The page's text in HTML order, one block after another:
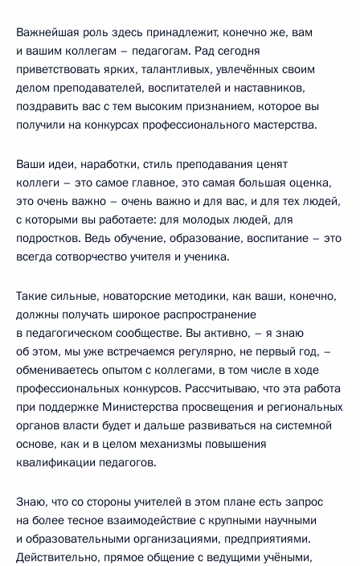
Важнейшая роль здесь принадлежит, конечно же, вам
и вашим коллегам – педагогам. Рад сегодня
приветствовать ярких, талантливых, увлечённых своим
делом преподавателей, воспитателей и наставников,
поздравить вас с тем высоким признанием, которое вы
получили на конкурсах профессионального мастерства.
Ваши идеи, наработки, стиль преподавания ценят
коллеги – это самое главное, это самая большая оценка,
это очень важно – очень важно и для вас, и для тех людей,
с которыми вы работаете: для молодых людей, для
подростков. Ведь обучение, образование, воспитание – это
всегда сотворчество учителя и ученика.
Такие сильные, новаторские методики, как ваши, конечно,
должны получать широкое распространение
в педагогическом сообществе. Вы активно, – я знаю
об этом, мы уже встречаемся регулярно, не первый год, –
обмениваетесь опытом с коллегами, в том числе в ходе
профессиональных конкурсов. Рассчитываю, что эта работа
при поддержке Министерства просвещения и региональных
органов власти будет и дальше развиваться на системной
основе, как и в целом механизмы повышения
квалификации педагогов.
Знаю, что со стороны учителей в этом плане есть запрос
на более тесное взаимодействие с крупными научными
и образовательными организациями, предприятиями.
Действительно, прямое общение с ведущими учёными,